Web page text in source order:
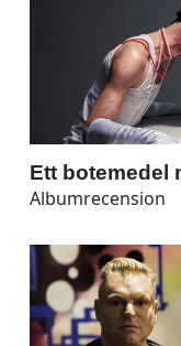
Ett botemedel
Albumrecension